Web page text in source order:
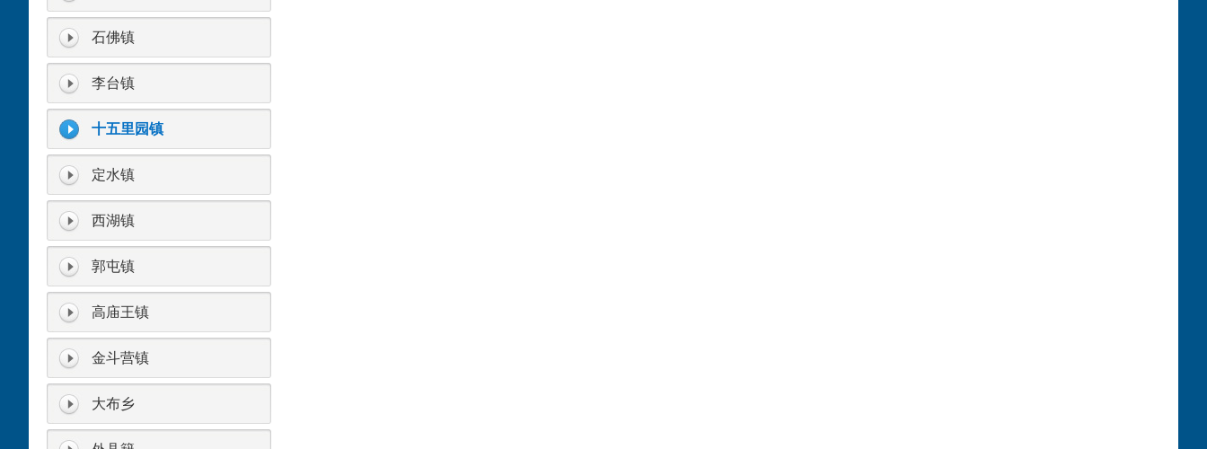
石佛镇
李台镇
十五里园镇
定水镇
西湖镇
郭屯镇
高庙王镇
金斗营镇
大布乡